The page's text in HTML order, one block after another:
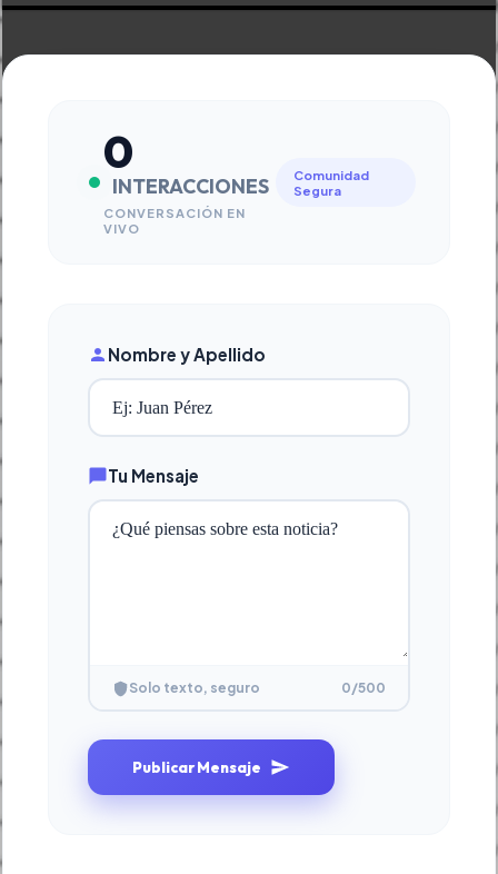
0
INTERACCIONES
CONVERSACIÓN EN
VIVO
Comunidad
Segura
Nombre y Apellido
Tu Mensaje
Solo texto, seguro 0/500
Publicar Mensaje